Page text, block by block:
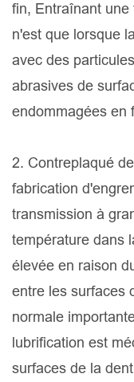
fin, Entraînant
n'est que lorsque
avec des
abrasives de
endommagées en
2. Contreplaqué
fabrication
transmission à
température dans
élevée en raison
entre les surfaces
normale
lubrification est
surfaces de la